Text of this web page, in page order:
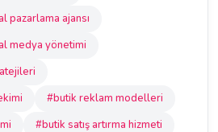
pazarlama ajansı
medya yönetimi
#butik reklam modelleri
#butik satış artırma hizmeti